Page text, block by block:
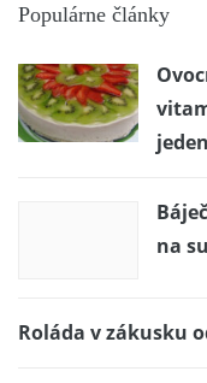
Populárne články
na
Roláda v zákusku